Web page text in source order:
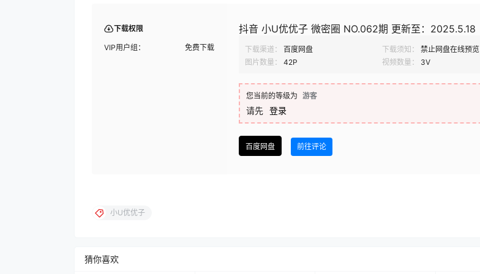
下载权限
VIP用户组： 免费下载
抖音 小U优优子 微密圈 NO.062期 更新至：2025.5.18
下载渠道： 百度网盘 下载须知：
禁止网盘在线预览
图片数量：
42P 视频数量： 3V
您当前的等级为 游客
请先 登录
百度网盘 前往评论
小U优优子
猜你喜欢